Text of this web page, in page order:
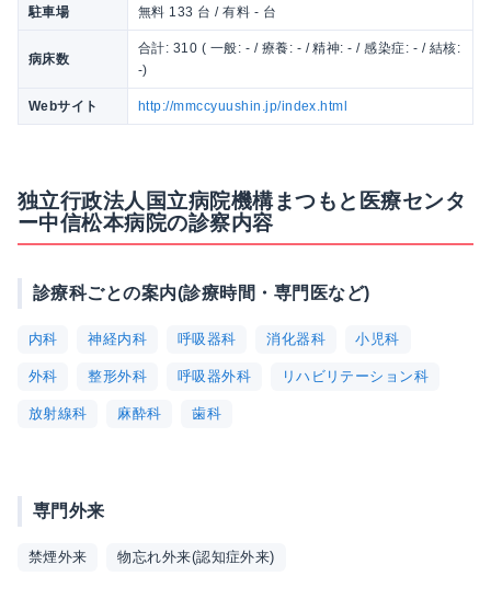
駐車場 無料 133 台 / 有料 - 台
病床数
合計: 310 ( 一般: - / 療養: - / 精神: - / 感染症: - / 結核:
-)
Webサイト http://mmccyuushin.jp/index.html
独立行政法人国立病院機構まつもと医療センタ
ー中信松本病院の診察内容
診療科ごとの案内(診療時間・専門医など)
内科 神経内科 呼吸器科 消化器科 小児科
外科 整形外科 呼吸器外科 リハビリテーション科
放射線科 麻酔科 歯科
専門外来
禁煙外来 物忘れ外来(認知症外来)